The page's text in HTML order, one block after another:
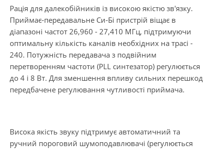
Рація для далекобійників із високою якістю зв'язку.
Приймає-передавальне Си-Бі пристрій віщає в
діапазоні частот 26,960 - 27,410 МГц, підтримуючи
оптимальну кількість каналів необхідних на трасі -
240. Потужність передавача з подвійним
перетворенням частоти (PLL синтезатор) регулюється
до 4 і 8 Вт. Для зменшення впливу сильних перешкод
передбачене регулювання чутливості приймача.
Висока якість звуку підтримує автоматичний та
ручний пороговий шумоподавлювачі (регулюється